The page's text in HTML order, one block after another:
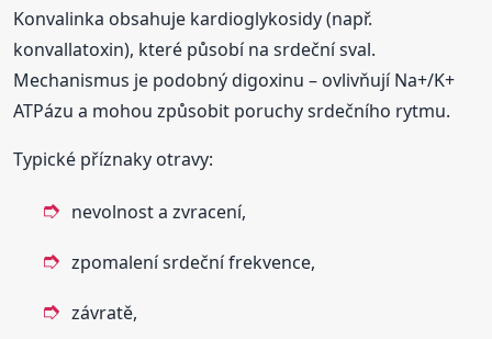
Konvalinka obsahuje kardioglykosidy (např.
konvallatoxin), které působí na srdeční sval.
Mechanismus je podobný digoxinu – ovlivňují Na+/K+
ATPázu a mohou způsobit poruchy srdečního rytmu.
Typické příznaky otravy:
nevolnost a zvracení,
zpomalení srdeční frekvence,
závratě,